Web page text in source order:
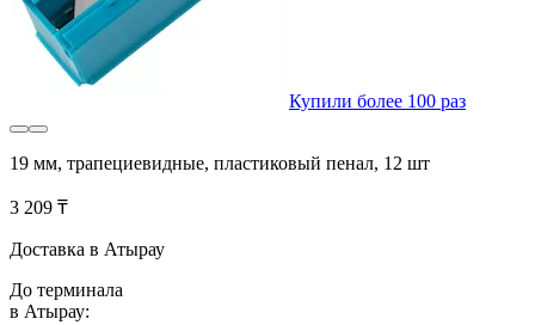
Купили более 100 раз
19 мм, трапециевидные, пластиковый пенал, 12 шт
3 209 ₸
Доставка в Атырау
До терминала
в Атырау: